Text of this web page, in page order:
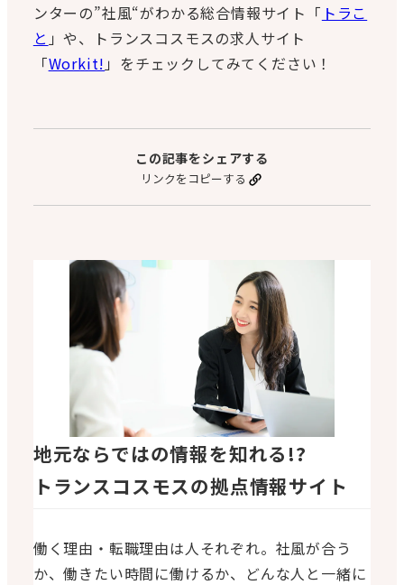
ンターの”社風“がわかる総合情報サイト「 トラこ
と 」や、トランスコスモスの求人サイト
「Workit! 」をチェックしてみてください！
この記事をシェアする
リンクをコピーする
地元ならではの情報を知れる!?
トランスコスモスの拠点情報サイト
働く理由・転職理由は人それぞれ。社風が合う
か、働きたい時間に働けるか、どんな人と一緒に